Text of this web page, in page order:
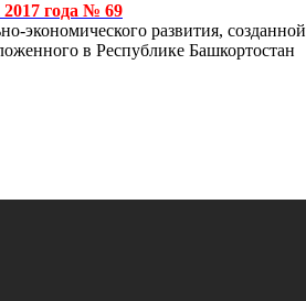
2017 года № 69
экономического развития, созданной
в Республике Башкортостан